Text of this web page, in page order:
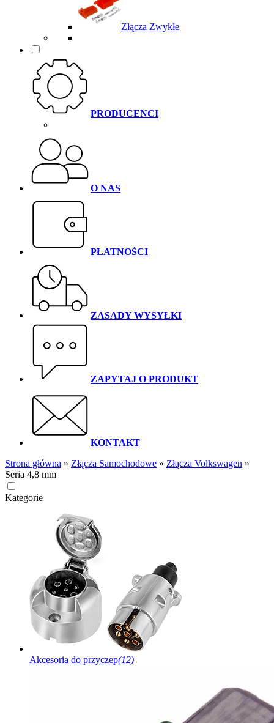
Złącza Zwykłe
PRODUCENCI
O NAS
PŁATNOŚCI
ZASADY WYSYŁKI
ZAPYTAJ O PRODUKT
KONTAKT
Strona główna » Złącza Samochodowe » Złącza Volkswagen »
Seria 4,8 mm
Kategorie
Akcesoria do przyczep(12)